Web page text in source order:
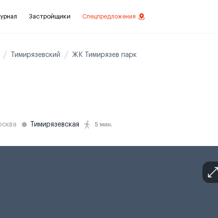
Застройщики Спецпредложения
Тимирязевский ЖК Тимирязев парк
Тимирязевская 5 мин.